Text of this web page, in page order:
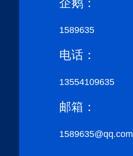
企鹅：
1589635
电话：
13554109635
邮箱：
1589635@qq.com